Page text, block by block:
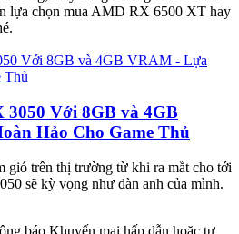
lựa chọn mua AMD RX 6500 XT hay
Với 8GB và 4GB
Hảo Cho Game Thủ
gió trên thị trường từ khi ra mắt cho tới
sẽ kỳ vọng như đàn anh của mình.
báo Khuyến mại hấp dẫn hoặc tư